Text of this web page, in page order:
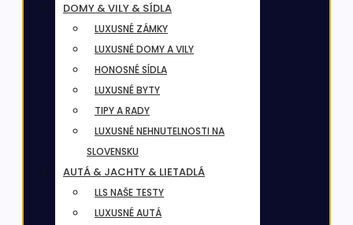
DOMY & VILY & SÍDLA
LUXUSNÉ ZÁMKY
LUXUSNÉ DOMY A VILY
HONOSNÉ SÍDLA
LUXUSNÉ BYTY
TIPY A RADY
LUXUSNÉ NEHNUTELNOSTI NA
SLOVENSKU
AUTÁ & JACHTY & LIETADLÁ
LLS NAŠE TESTY
LUXUSNÉ AUTÁ